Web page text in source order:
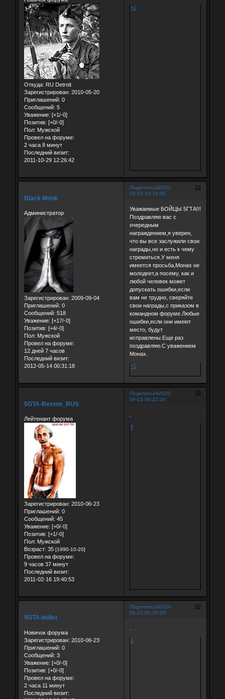
Откуда: RU Detroit
Зарегистрирован: 2010-05-20
Приглашений: 0
Сообщений: 5
Уважение: [+1/-0]
Позитив: [+0/-0]
Пол: Мужской
Провел на форуме:
2 часа 8 минут
Последний визит:
2011-10-29 12:26:42
+1
Поделиться 28
2010-
05-23 03:14:59
Black Monk
Администратор
Зарегистрирован: 2009-09-04
Приглашений: 0
Сообщений: 518
Уважение: [+17/-0]
Позитив: [+4/-0]
Пол: Мужской
Провел на форуме:
12 дней 7 часов
Последний визит:
2012-05-14 00:31:18
Уважаемые БОЙЦЫ 5ГТА!!!
Поздравляю вас с
очередным
награждением,я уверен,
что вы все заслужили свои
награды,но и есть к чему
стремиться.У меня
имеется просьба,Монах не
молодеет,а посему, как и
любой человек может
допускать ошибки,если
вам не трудно, сверяйте
свои награды,с приказом в
командном форуме.Любые
ошибки,если они имеют
место, будут
исправлены.Еще раз
поздравляю.С уважением
Монах.
+1
Поделиться 29
2010-
06-23 00:22:24
5GTA-Rexton_RUS
Лейтенант форума
Зарегистрирован: 2010-06-23
Приглашений: 0
Сообщений: 45
Уважение: [+0/-0]
Позитив: [+1/-0]
Пол: Мужской
Возраст: 35 [1990-10-20]
Провел на форуме:
9 часов 37 минут
Последний визит:
2011-02-16 19:40:53
0
Поделиться 30
2010-
06-23 00:25:09
5GTA-bullet
Новичок форума
Зарегистрирован: 2010-06-23
Приглашений: 0
Сообщений: 3
Уважение: [+0/-0]
Позитив: [+0/-0]
Провел на форуме:
2 часа 11 минут
Последний визит:
0